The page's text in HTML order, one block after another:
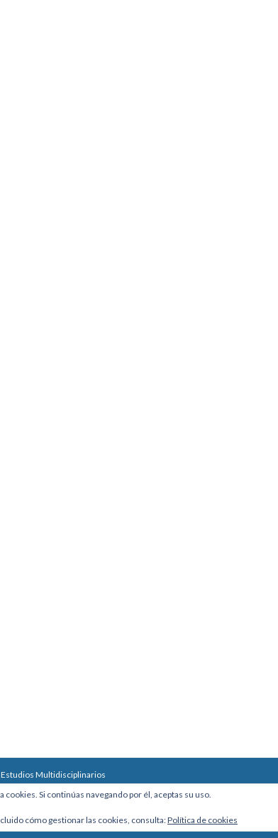
Multidisciplinarios
2588 esq. Av. Arce, Edificio Arcadia, Mezzanine, Of. 101 - La Paz, Bolivia
- Celular: +591 73027636
Themes.
cookies. Si continúas navegando por él, aceptas su uso.
cómo gestionar las cookies, consulta:Política de cookies